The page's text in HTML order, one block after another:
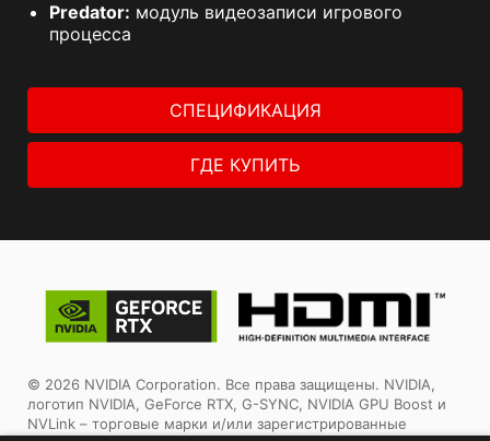
Predator: модуль видеозаписи игрового
процесса
СПЕЦИФИКАЦИЯ
ГДЕ КУПИТЬ
© 2026 NVIDIA Corporation. Все права защищены. NVIDIA,
логотип NVIDIA, GeForce RTX, G-SYNC, NVIDIA GPU Boost и
NVLink – торговые марки и/или зарегистрированные